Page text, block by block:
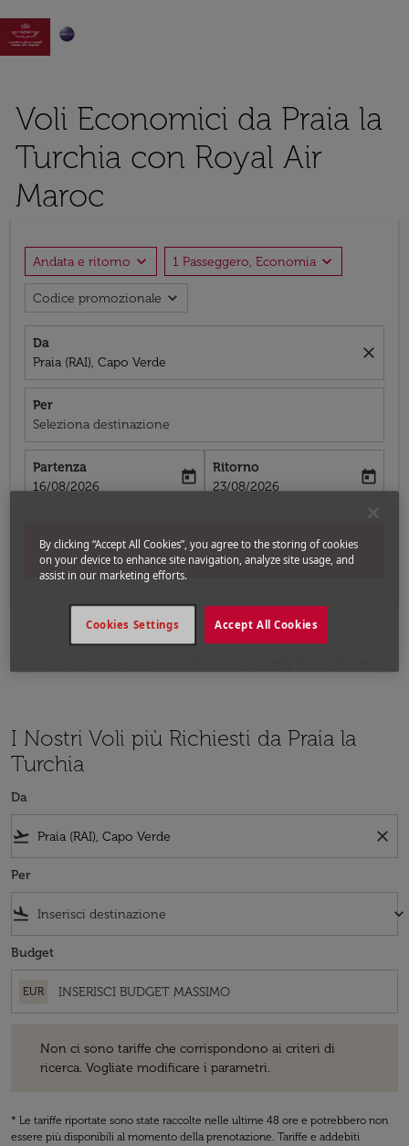

Voli Economici da Praia la
Turchia con Royal Air
Maroc
Andata e ritorno expand_more 1 Passeggero, Economia expand_more
Codice promozionale expand_more
Da
Praia (RAI), Capo Verde
close
Per
Seleziona destinazione
Partenza
fc-booking-departure-date-aria-label
16/08/2026
today
Ritorno
fc-booking-return-date-aria-label
23/08/2026
today
Cerca
I Nostri Voli più Richiesti da Praia la
Turchia
Da
flight_takeoff close
Per
flight_land keyboard_arrow_down
Budget
EUR
Non ci sono tariffe che corrispondono ai criteri di
ricerca. Vogliate modificare i parametri.
* Le tariffe riportate sono state raccolte nelle ultime 48 ore e potrebbero non
essere più disponibili al momento della prenotazione. Tariffe e addebiti
By clicking “Accept All Cookies”, you agree to the storing of cookies
on your device to enhance site navigation, analyze site usage, and
assist in our marketing efforts.
Accept All Cookies
Cookies Settings